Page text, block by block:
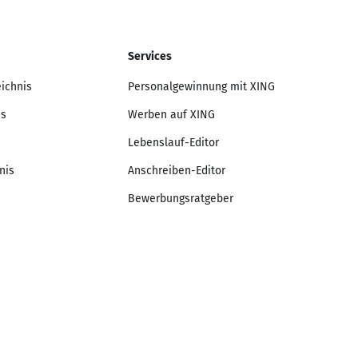
Services
Personalgewinnung mit XING
Werben auf XING
Lebenslauf-Editor
Anschreiben-Editor
Bewerbungsratgeber